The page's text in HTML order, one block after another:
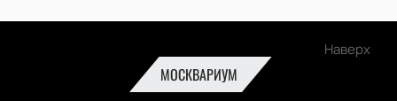
Наверх
МОСКВАРИУМ